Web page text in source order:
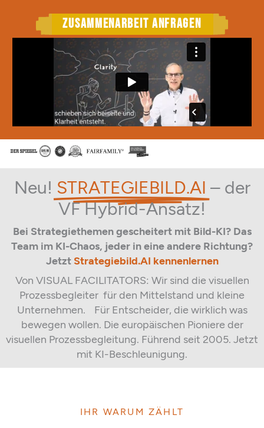
Zusammenarbeit anfragen
Neu! STRATEGIEBILD.AI – der
VF Hybrid-Ansatz!
Bei Strategiethemen gescheitert mit Bild-KI? Das
Team im KI-Chaos, jeder in eine andere Richtung?
Jetzt Strategiebild.AI kennenlernen
Von VISUAL FACILITATORS: Wir sind die visuellen
Prozessbegleiter für den Mittelstand und kleine
Unternehmen. Für Entscheider, die wirklich was
bewegen wollen. Die europäischen Pioniere der
visuellen Prozessbegleitung. Führend seit 2005. Jetzt
mit KI-Beschleunigung.
IHR WARUM ZÄHLT